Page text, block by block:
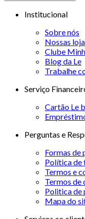
Institucional
Sobre nós
Nossas
Clube
Blog da Le
Trabalhe
Serviço
Cartão Le
Perguntas e
Formas de
Política de
Termos e
Termos de
Politica de
Mapa do